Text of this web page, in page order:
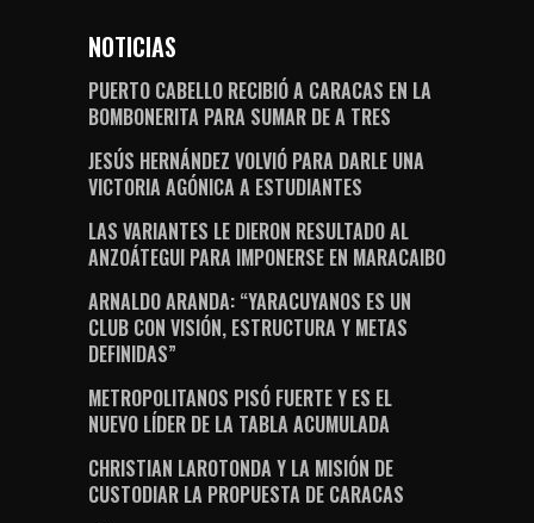
NOTICIAS
PUERTO CABELLO RECIBIÓ A CARACAS EN LA
BOMBONERITA PARA SUMAR DE A TRES
JESÚS HERNÁNDEZ VOLVIÓ PARA DARLE UNA
VICTORIA AGÓNICA A ESTUDIANTES
LAS VARIANTES LE DIERON RESULTADO AL
ANZOÁTEGUI PARA IMPONERSE EN MARACAIBO
ARNALDO ARANDA: “YARACUYANOS ES UN
CLUB CON VISIÓN, ESTRUCTURA Y METAS
DEFINIDAS”
METROPOLITANOS PISÓ FUERTE Y ES EL
NUEVO LÍDER DE LA TABLA ACUMULADA
CHRISTIAN LAROTONDA Y LA MISIÓN DE
CUSTODIAR LA PROPUESTA DE CARACAS